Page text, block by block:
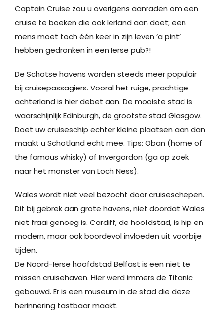
Captain Cruise zou u overigens aanraden om een
cruise te boeken die ook Ierland aan doet; een
mens moet toch één keer in zijn leven ‘a pint’
hebben gedronken in een Ierse pub?!
De Schotse havens worden steeds meer populair
bij cruisepassagiers. Vooral het ruige, prachtige
achterland is hier debet aan. De mooiste stad is
waarschijnlijk Edinburgh, de grootste stad Glasgow.
Doet uw cruiseschip echter kleine plaatsen aan dan
maakt u Schotland echt mee. Tips: Oban (home of
the famous whisky) of Invergordon (ga op zoek
naar het monster van Loch Ness).
Wales wordt niet veel bezocht door cruiseschepen.
Dit bij gebrek aan grote havens, niet doordat Wales
niet fraai genoeg is. Cardiff, de hoofdstad, is hip en
modern, maar ook boordevol invloeden uit voorbije
tijden.
De Noord-Ierse hoofdstad Belfast is een niet te
missen cruisehaven. Hier werd immers de Titanic
gebouwd. Er is een museum in de stad die deze
herinnering tastbaar maakt.